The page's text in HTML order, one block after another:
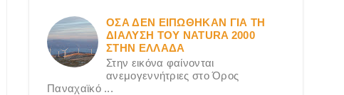
ΟΣΑ ΔΕN ΕΙΠΩΘΗΚΑΝ ΓΙΑ ΤΗ
ΔΙΑΛΥΣΗ ΤΟΥ NATURA 2000
ΣΤΗΝ ΕΛΛΑΔΑ
Στην εικόνα φαίνονται
ανεμογεννήτριες στο Όρος
Παναχαϊκό ...